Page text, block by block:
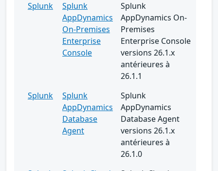
Splunk
Splunk
AppDynamics
On-Premises
Enterprise
Console
Splunk
AppDynamics On-
Premises
Enterprise Console
versions 26.1.x
antérieures à
26.1.1
Splunk
Splunk
AppDynamics
Database
Agent
Splunk
AppDynamics
Database Agent
versions 26.1.x
antérieures à
26.1.0